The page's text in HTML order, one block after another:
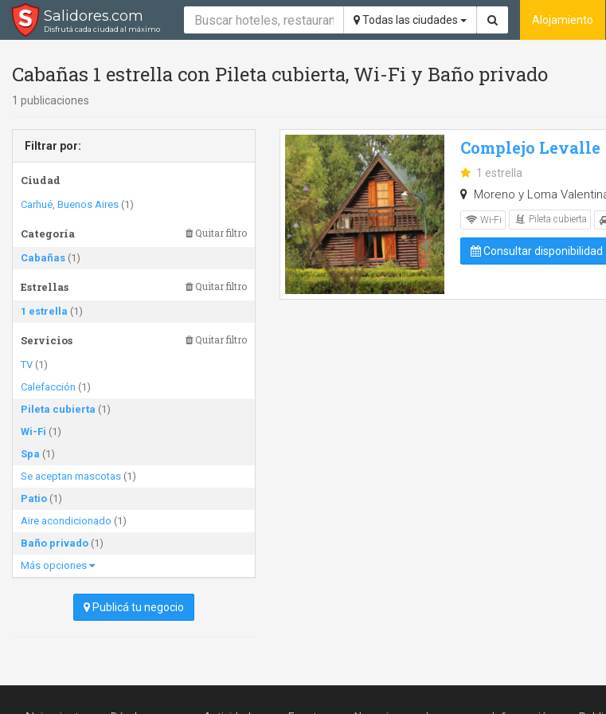
Salidores.com
Disfrutá cada ciudad al máximo
Todas las ciudades Alojamiento
Cabañas 1 estrella con Pileta cubierta, Wi-Fi y Baño privado
1 publicaciones
Filtrar por:
Ciudad
Carhué, Buenos Aires (1)
Categoría Quitar filtro
Cabañas (1)
Estrellas Quitar filtro
1 estrella (1)
Servicios Quitar filtro
TV (1)
Calefacción (1)
Pileta cubierta (1)
Wi-Fi (1)
Spa (1)
Se aceptan mascotas (1)
Patio (1)
Aire acondicionado (1)
Baño privado (1)
Más opciones
Publicá tu negocio
Complejo Levalle
1 estrella
Moreno y Loma
Wi-Fi Pileta cubierta
Consultar disponibilidad